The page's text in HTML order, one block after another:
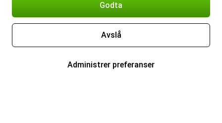
Godta
Avslå
Administrer preferanser